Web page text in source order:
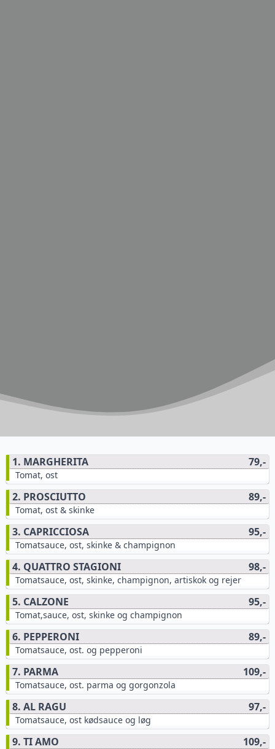
1. MARGHERITA 79,-
Tomat, ost
2. PROSCIUTTO 89,-
Tomat, ost & skinke
3. CAPRICCIOSA 95,-
Tomatsauce, ost, skinke & champignon
4. QUATTRO STAGIONI 98,-
Tomatsauce, ost, skinke, champignon, artiskok og rejer
5. CALZONE 95,-
Tomat,sauce, ost, skinke og champignon
6. PEPPERONI 89,-
Tomatsauce, ost. og pepperoni
7. PARMA 109,-
Tomatsauce, ost. parma og gorgonzola
8. AL RAGU 97,-
Tomatsauce, ost kødsauce og løg
9. TI AMO 109,-